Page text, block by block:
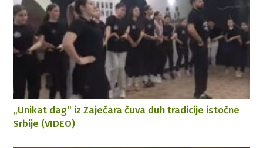
„Unikat dag“ iz Zaječara čuva duh tradicije istočne
Srbije (VIDEO)